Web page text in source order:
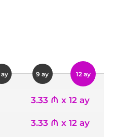
9 ay 12 ay
3.33 ₼ x 12 ay
3.33 ₼ x 12 ay